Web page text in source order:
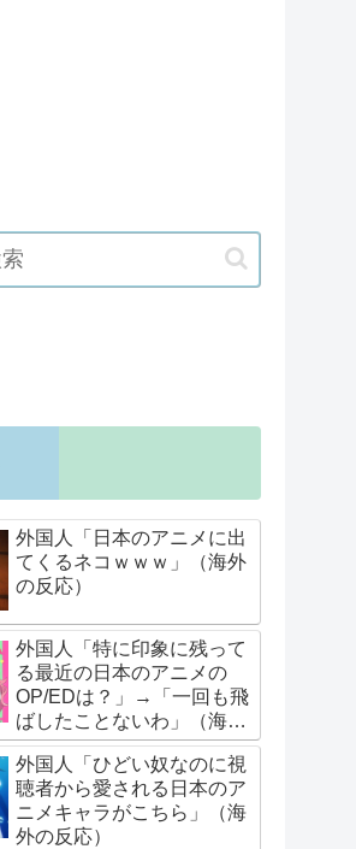
外国人「日本のアニメに出
てくるネコｗｗｗ」（海外
の反応）
外国人「特に印象に残って
る最近の日本のアニメの
OP/EDは？」→「一回も飛
ばしたことないわ」（海外
の反応）
外国人「ひどい奴なのに視
聴者から愛される日本のア
ニメキャラがこちら」（海
外の反応）